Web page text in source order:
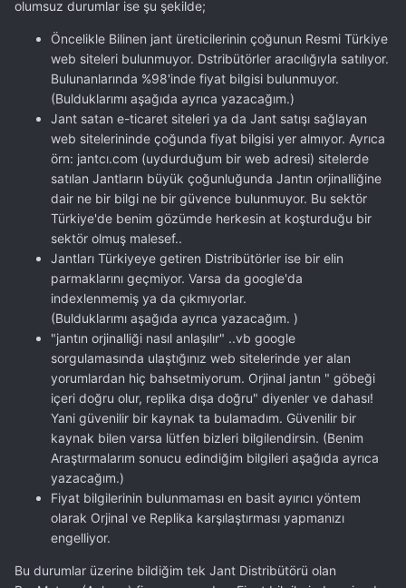
olumsuz durumlar ise şu şekilde;
Öncelikle Bilinen jant üreticilerinin çoğunun Resmi Türkiye
web siteleri bulunmuyor. Dstribütörler aracılığıyla satılıyor.
Bulunanlarında %98'inde fiyat bilgisi bulunmuyor.
(Bulduklarımı aşağıda ayrıca yazacağım.)
Jant satan e-ticaret siteleri ya da Jant satışı sağlayan
web sitelerininde çoğunda fiyat bilgisi yer almıyor. Ayrıca
örn: jantcı.com (uydurduğum bir web adresi) sitelerde
satılan Jantların büyük çoğunluğunda Jantın orjinalliğine
dair ne bir bilgi ne bir güvence bulunmuyor. Bu sektör
Türkiye'de benim gözümde herkesin at koşturduğu bir
sektör olmuş malesef..
Jantları Türkiyeye getiren Distribütörler ise bir elin
parmaklarını geçmiyor. Varsa da google'da
indexlenmemiş ya da çıkmıyorlar.
(Bulduklarımı aşağıda ayrıca yazacağım. )
"jantın orjinalliği nasıl anlaşılır" ..vb google
sorgulamasında ulaştığınız web sitelerinde yer alan
yorumlardan hiç bahsetmiyorum. Orjinal jantın " göbeği
içeri doğru olur, replika dışa doğru" diyenler ve dahası!
Yani güvenilir bir kaynak ta bulamadım. Güvenilir bir
kaynak bilen varsa lütfen bizleri bilgilendirsin. (Benim
Araştırmalarım sonucu edindiğim bilgileri aşağıda ayrıca
yazacağım.)
Fiyat bilgilerinin bulunmaması en basit ayırıcı yöntem
olarak Orjinal ve Replika karşılaştırması yapmanızı
engelliyor.
Bu durumlar üzerine bildiğim tek Jant Distribütörü olan